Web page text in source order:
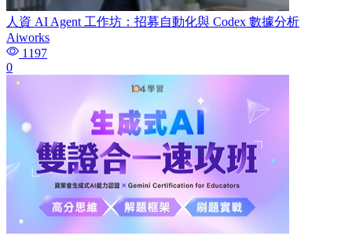
人資 AI Agent 工作坊：招募自動化與 Codex 數據分析
Aiworks
1197
0